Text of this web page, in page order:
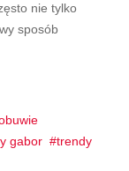
nie tylko
sposób
gabor
trendy